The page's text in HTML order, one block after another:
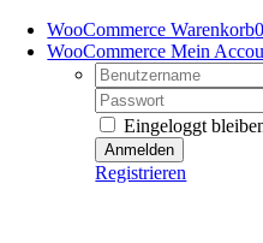
WooCommerce Warenkorb0
WooCommerce Mein
Username:
Password:
Eingeloggt
Registrieren